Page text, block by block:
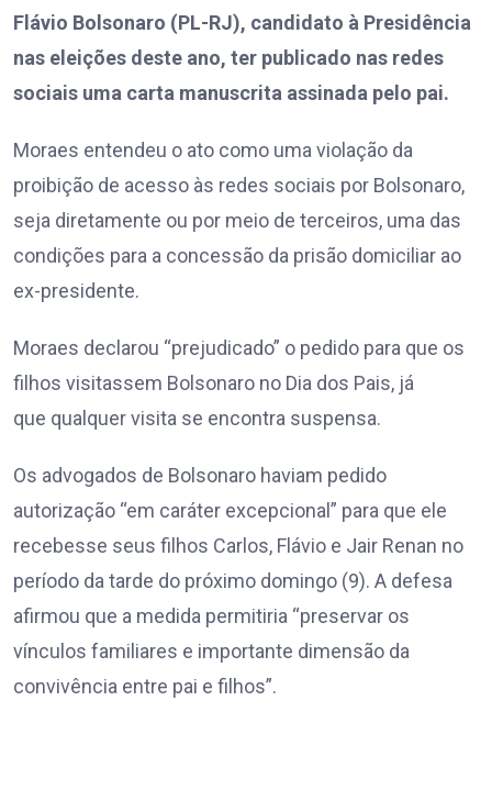
Flávio Bolsonaro (PL-RJ), candidato à Presidência
nas eleições deste ano, ter publicado nas redes
sociais uma carta manuscrita assinada pelo pai.
Moraes entendeu o ato como uma violação da
proibição de acesso às redes sociais por Bolsonaro,
seja diretamente ou por meio de terceiros, uma das
condições para a concessão da prisão domiciliar ao
ex-presidente.
Moraes declarou “prejudicado” o pedido para que os
filhos visitassem Bolsonaro no Dia dos Pais, já
que qualquer visita se encontra suspensa.
Os advogados de Bolsonaro haviam pedido
autorização “em caráter excepcional” para que ele
recebesse seus filhos Carlos, Flávio e Jair Renan no
período da tarde do próximo domingo (9). A defesa
afirmou que a medida permitiria “preservar os
vínculos familiares e importante dimensão da
convivência entre pai e filhos”.